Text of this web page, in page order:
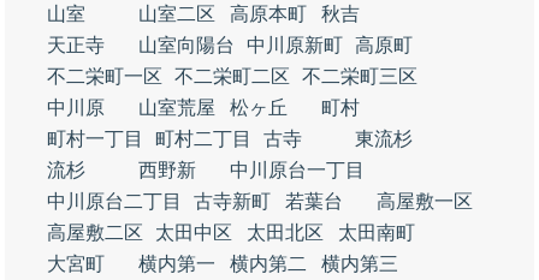
山室
山室二区 高原本町
秋吉
天正寺
山室向陽台 中川原新町 高原町
不二栄町一区
不二栄町二区
不二栄町三区
中川原
山室荒屋 松ヶ丘
町村
町村一丁目
町村二丁目 古寺
東流杉
流杉
西野新
中川原台一丁目
中川原台二丁目
古寺新町 若葉台
高屋敷一区
高屋敷二区
太田中区 太田北区
太田南町
大宮町
横内第一 横内第二
横内第三